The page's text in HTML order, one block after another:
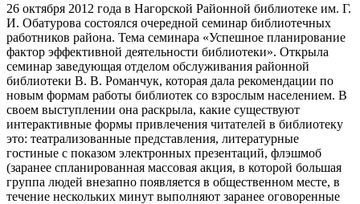
26 октября 2012 года в Нагорской Районной библиотеке им. Г.
И. Обатурова состоялся очередной семинар библиотечных
работников района. Тема семинара «Успешное планирование
фактор эффективной деятельности библиотеки». Открыла
семинар заведующая отделом обслуживания районной
библиотеки В. В. Романчук, которая дала рекомендации по
новым формам работы библиотек со взрослым населением. В
своем выступлении она раскрыла, какие существуют
интерактивные формы привлечения читателей в библиотеку
это: театрализованные представления, литературные
гостиные с показом электронных презентаций, флэшмоб
(заранее спланированная массовая акция, в которой большая
группа людей внезапно появляется в общественном месте, в
течение нескольких минут выполняют заранее оговоренные